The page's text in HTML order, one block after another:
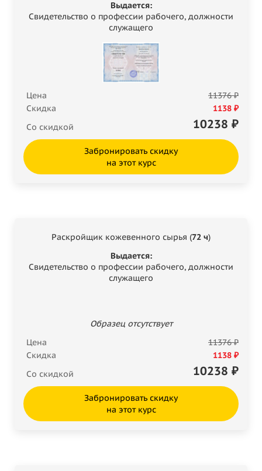
Выдается:
Свидетельство о профессии рабочего, должности
служащего
Цена
11376 ₽
Скидка
1138 ₽
Со скидкой
10238 ₽
Забронировать скидку
на этот курс
Раскройщик кожевенного сырья (72 ч)
Выдается:
Свидетельство о профессии рабочего, должности
служащего
Образец отсутствует
Цена
11376 ₽
Скидка
1138 ₽
Со скидкой
10238 ₽
Забронировать скидку
на этот курс